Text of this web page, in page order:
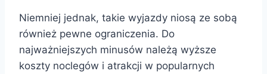
Niemniej jednak, takie wyjazdy niosą ze sobą
również pewne ograniczenia. Do
najważniejszych minusów należą wyższe
koszty noclegów i atrakcji w popularnych